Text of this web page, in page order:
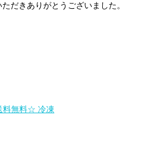
だきありがとうございました。
料無料☆ 冷凍